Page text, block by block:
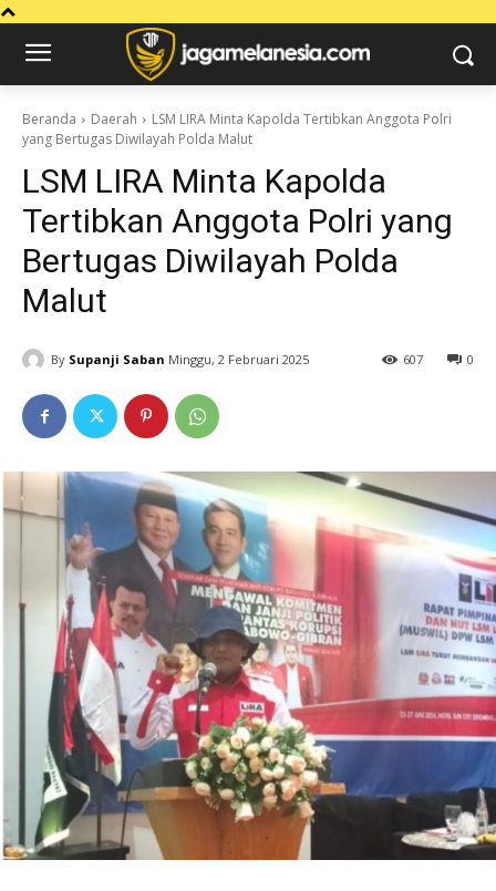
Beranda Daerah
LSM LIRA Minta Kapolda Tertibkan Anggota Polri
yang Bertugas Diwilayah Polda Malut
LSM LIRA Minta Kapolda
Tertibkan Anggota Polri yang
Bertugas Diwilayah Polda
Malut
By Supanji Saban Minggu, 2 Februari 2025 0
607